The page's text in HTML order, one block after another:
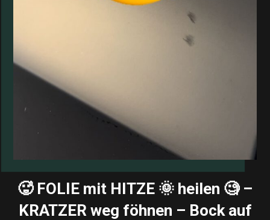
🥵 FOLIE mit HITZE 🌞 heilen 🧐 –
KRATZER weg föhnen – Bock auf